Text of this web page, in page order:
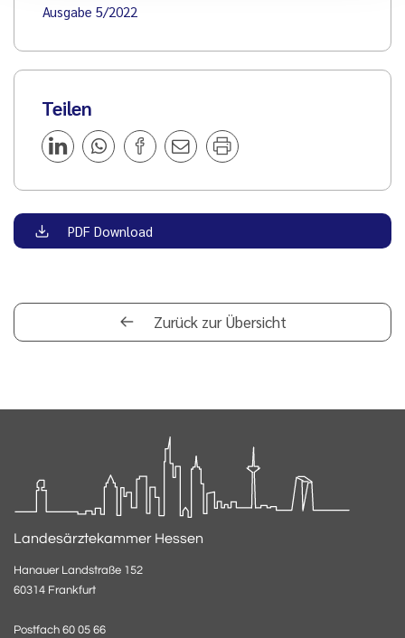
Ausgabe 5/2022
Teilen
PDF Download
Zurück zur Übersicht
Landesärztekammer Hessen
Hanauer Landstraße 152
60314 Frankfurt
Postfach 60 05 66